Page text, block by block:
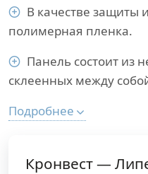
В качестве защиты
полимерная пленка.
Панель состоит из
склеенных между
Подробнее
Кронвест —